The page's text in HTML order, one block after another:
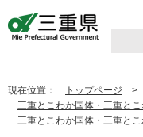
現在位置： トップページ >
三重とこわか国体・三重と
三重とこわか国体・三重とこ